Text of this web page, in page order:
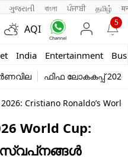
ગુજરાતી বাংলা ਪੰਜਾਬੀ தமிழ்
AQI
5
India Entertainment
ഫിഫ ലോകകപ്പ് 2026
2026: Cristiano Ronaldo’s
World Cup: